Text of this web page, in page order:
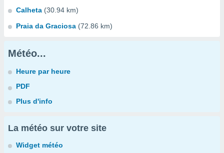
Calheta (30.94 km)
Praia da Graciosa (72.86 km)
Météo...
Heure par heure
PDF
Plus d'info
La météo sur votre site
Widget météo